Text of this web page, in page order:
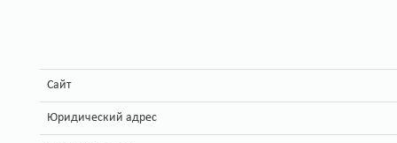
Сайт
Юридический адрес